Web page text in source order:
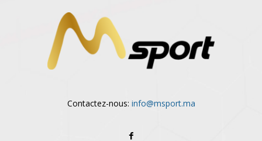
Contactez-nous: info@msport.ma